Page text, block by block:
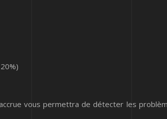
vous permettra de détecter les